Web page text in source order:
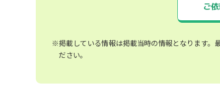
ご
※掲載している情報は掲載当時の情報となります。
ださい。